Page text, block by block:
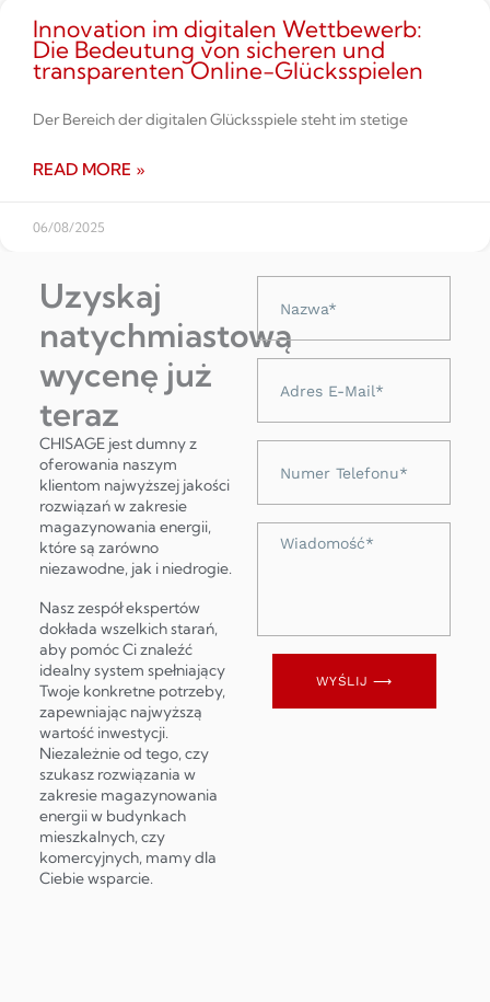
Innovation im digitalen Wettbe­werb:
Die Bedeutung von sicheren und
transparenten Online-Glücksspielen
Der Bereich der digitalen Glücksspiele steht im stetige
READ MORE »
06/08/2025
Uzyskaj
natychmiastową
wycenę już
teraz
CHISAGE jest dumny z
oferowania naszym
klientom najwyższej jakości
rozwiązań w zakresie
magazynowania energii,
które są zarówno
niezawodne, jak i niedrogie.
Nasz zespół ekspertów
dokłada wszelkich starań,
aby pomóc Ci znaleźć
idealny system spełniający
Twoje konkretne potrzeby,
zapewniając najwyższą
wartość inwestycji.
Niezależnie od tego, czy
szukasz rozwiązania w
zakresie magazynowania
energii w budynkach
mieszkalnych, czy
komercyjnych, mamy dla
Ciebie wsparcie.
telefonu
WYŚLIJ ⟶